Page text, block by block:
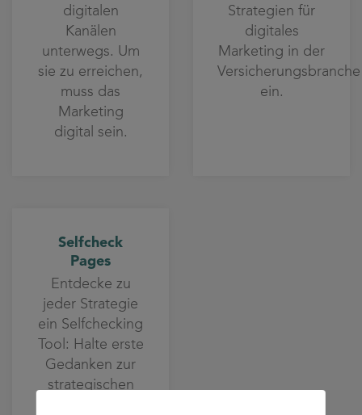
digitalen
Kanälen
unterwegs. Um
sie zu erreichen,
muss das
Marketing
digital sein.
Strategien für
digitales
Marketing in der
Versicherungsbranche
ein.
Selfcheck
Pages
Entdecke zu
jeder Strategie
ein Selfchecking
Tool: Halte erste
Gedanken zur
strategischen